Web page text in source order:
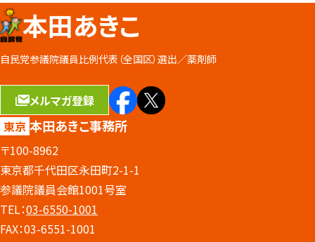
本田あきこ
自民党参議院議員比例代表（全国区）選出／薬剤師
メルマガ登録
東京 本田あきこ事務所
〒100-8962
東京都千代田区永田町2-1-1
参議院議員会館1001号室
TEL：03-6550-1001
FAX：03-6551-1001